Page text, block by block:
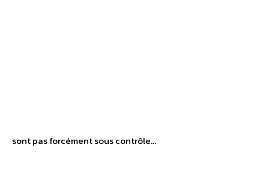
sont pas forcément sous contrôle…